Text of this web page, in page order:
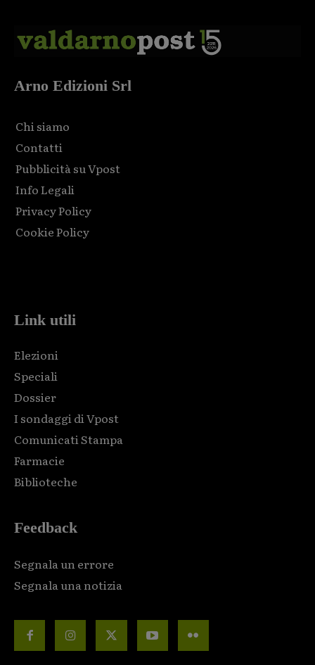
Arno Edizioni Srl
Chi siamo
Contatti
Pubblicità su Vpost
Info Legali
Privacy Policy
Cookie Policy
Link utili
Elezioni
Speciali
Dossier
I sondaggi di Vpost
Comunicati Stampa
Farmacie
Biblioteche
Feedback
Segnala un errore
Segnala una notizia